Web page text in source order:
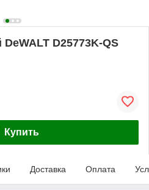
D25773K-QS
Купить
Доставка Оплата